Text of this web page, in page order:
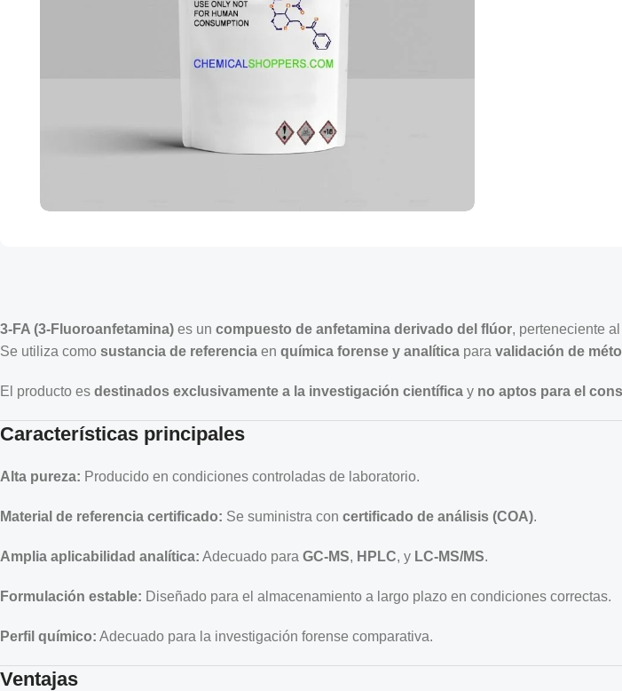
3-FA (3-Fluoroanfetamina) es un compuesto de anfetamina derivado del flúor, perteneciente al
Se utiliza como sustancia de referencia en química forense y analítica para validación de
El producto es destinados exclusivamente a la investigación científica y no aptos para el
Características principales
Alta pureza: Producido en condiciones controladas de laboratorio.
Material de referencia certificado: Se suministra con certificado de análisis (COA).
Amplia aplicabilidad analítica: Adecuado para GC-MS, HPLC, y LC-MS/MS.
Formulación estable: Diseñado para el almacenamiento a largo plazo en condiciones correctas.
Perfil químico: Adecuado para la investigación forense comparativa.
Ventajas